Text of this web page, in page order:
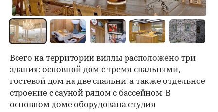
Всего на территории виллы расположено три
здания: основной дом с тремя спальнями,
гостевой дом на две спальни, а также отдельное
строение с сауной рядом с бассейном. В
основном доме оборудована студия